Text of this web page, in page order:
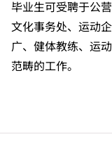
毕业生可受聘于公
文化事务处、运动
广、健体教练、运
范畴的工作。